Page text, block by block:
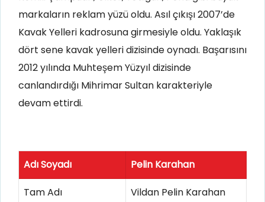
markaların reklam yüzü oldu. Asıl çıkışı 2007’de
Kavak Yelleri kadrosuna girmesiyle oldu. Yaklaşık
dört sene kavak yelleri dizisinde oynadı. Başarısını
2012 yılında Muhteşem Yüzyıl dizisinde
canlandırdığı Mihrimar Sultan karakteriyle
devam ettirdi.
Adı Soyadı Pelin Karahan
Tam Adı Vildan Pelin Karahan